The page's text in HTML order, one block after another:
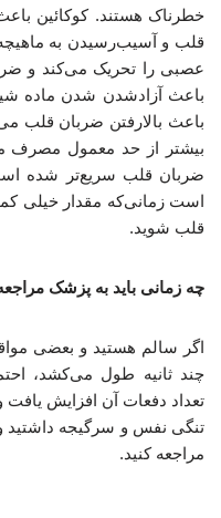
خطرناک هستند. کوکائین
قلب و آسیب‌رسیدن به
عصبی‌ را تحریک می‌کند و
باعث آزادشدن شدن ماده
باعث بالارفتن ضربان قلب
بیشتر از حد معمول مصرف
ضربان قلب سریع‌تر شده‌
است زمانی‌که مقدار خیلی
قلب شوید.
چه زمانی باید به پزشک
اگر سالم هستید و بعضی
چند ثانیه طول می‌کشد،
تعداد دفعات آن افزایش
تنگی نفس و سرگیجه
مراجعه کنید.